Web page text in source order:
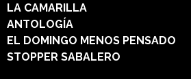
LA CAMARILLA
ANTOLOGÍA
EL DOMINGO MENOS PENSADO
STOPPER SABALERO